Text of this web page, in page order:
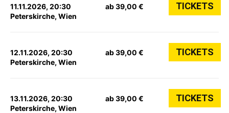
11.11.2026, 20:30
Peterskirche, Wien
ab 39,00 € TICKETS
12.11.2026, 20:30
Peterskirche, Wien
ab 39,00 € TICKETS
13.11.2026, 20:30
Peterskirche, Wien
ab 39,00 € TICKETS